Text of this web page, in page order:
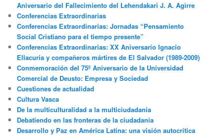
Aniversario del Fallecimiento del Lehendakari J. A. Agirre
Conferencias Extraordinarias
Conferencias Extraordinarias: Jornadas “Pensamiento
Social Cristiano para el tiempo presente”
Conferencias Extraordinarias: XX Aniversario Ignacio
Ellacuria y compañeros mártires de El Salvador (1989-2009)
Conmemoración del 75º Aniversario de la Universidad
Comercial de Deusto: Empresa y Sociedad
Cuestiones de actualidad
Cultura Vasca
De la multiculturalidad a la multiciudadania
Debatiendo en las fronteras de la ciudadanía
Desarrollo y Paz en América Latina: una visión autocrítica